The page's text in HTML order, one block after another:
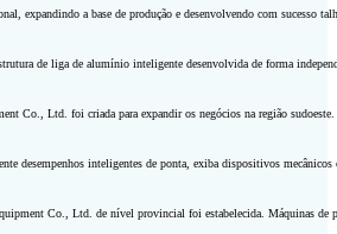
expandindo a base de produção e desenvolvendo com sucesso
de liga de alumínio inteligente desenvolvida de forma
Co., Ltd. foi criada para expandir os negócios na região sudoeste.
desempenhos inteligentes de ponta, exiba dispositivos
Co., Ltd. de nível provincial foi estabelecida. Máquinas de